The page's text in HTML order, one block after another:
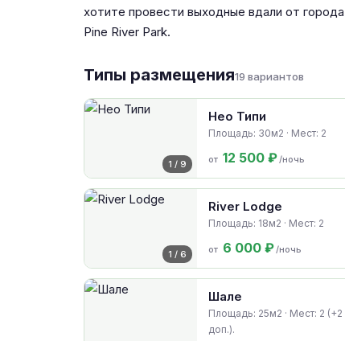
хотите провести выходные вдали от
Pine River Park.
Типы размещения19 вариантов
1 / 9
Нео Типи
Площадь: 30м2 · Мест: 2
от 12 500 ₽/ночь
1 / 6
River Lodge
Площадь: 18м2 · Мест: 2
от 6 000 ₽/ночь
Шале
Площадь: 25м2 · Мест: 2 (+2
доп.).